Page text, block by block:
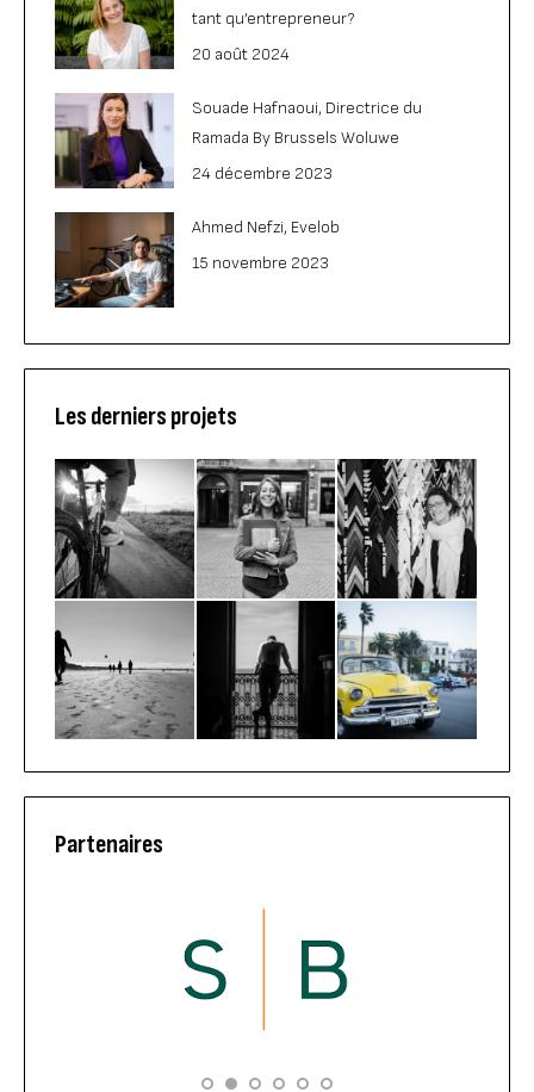
tant qu’entrepreneur?
20 août 2024
Souade Hafnaoui, Directrice du
Ramada By Brussels Woluwe
24 décembre 2023
Ahmed Nefzi, Evelob
15 novembre 2023
Les derniers projets
Partenaires